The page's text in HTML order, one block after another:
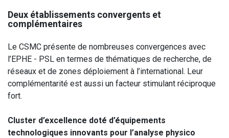
Deux établissements convergents et
complémentaires
Le CSMC présente de nombreuses convergences avec
l’EPHE - PSL en termes de thématiques de recherche, de
réseaux et de zones déploiement à l’international. Leur
complémentarité est aussi un facteur stimulant réciproque
fort.
Cluster d’excellence doté d’équipements
technologiques innovants pour l’analyse physico